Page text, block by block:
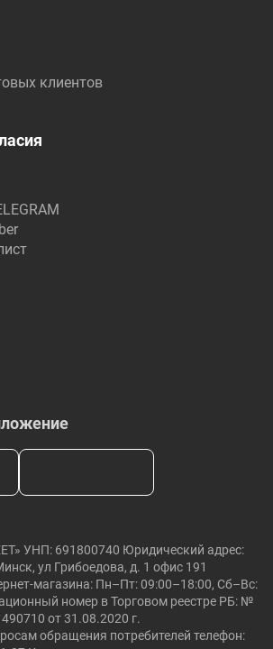
клиентов
УНП: 691800740 Юридический адрес:
ул Грибоедова, д. 1 офис 191
магазина: Пн–Пт: 09:00–18:00, Сб–Вс:
номер в Торговом реестре РБ: №
490710 от 31.08.2020 г.
обращения потребителей телефон: